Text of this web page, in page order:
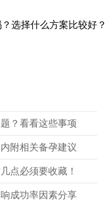
？看看这些事项
附相关备孕建议
点必须要收藏！
成功率因素分享